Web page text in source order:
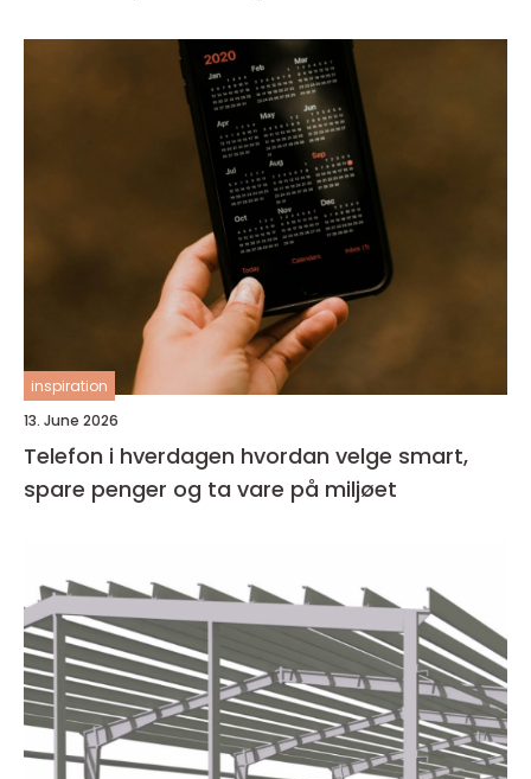
inspiration
13. June 2026
Telefon i hverdagen hvordan velge smart,
spare penger og ta vare på miljøet